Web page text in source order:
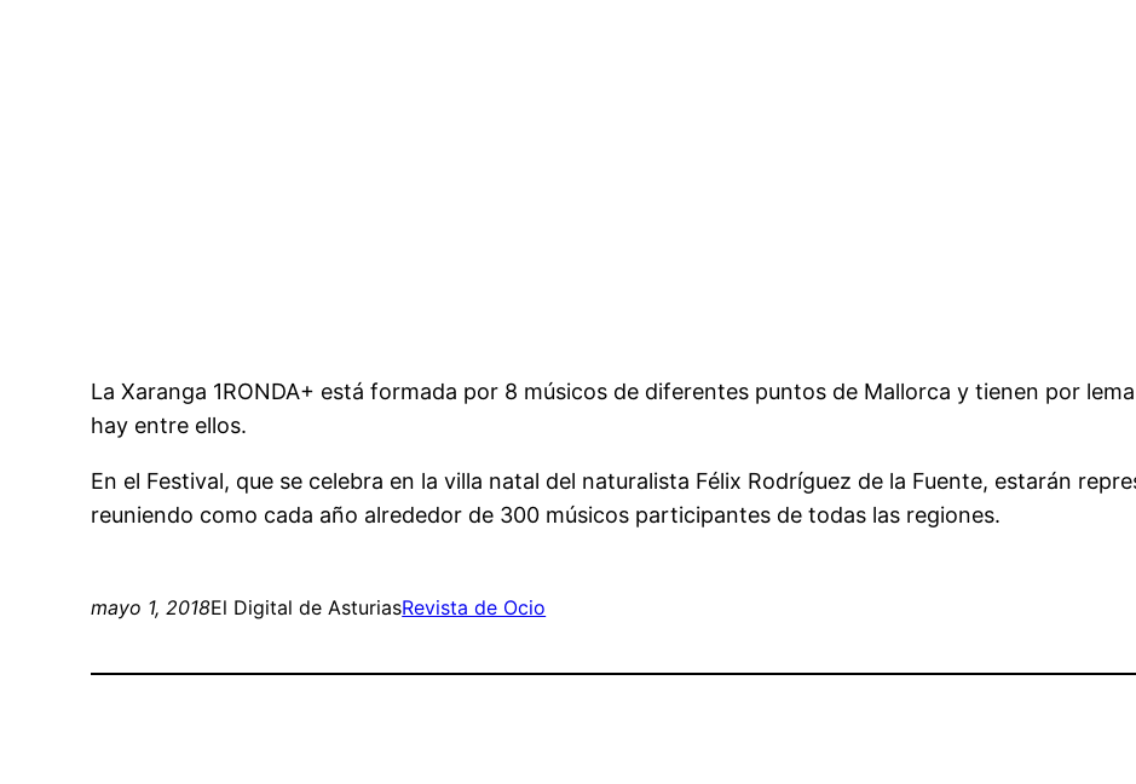
La Xaranga 1RONDA+ está formada por 8 músicos de diferentes puntos de Mallorca y tienen por
hay entre ellos.
En el Festival, que se celebra en la villa natal del naturalista Félix Rodríguez de la Fuente, estarán
reuniendo como cada año alrededor de 300 músicos participantes de todas las regiones.
mayo 1, 2018El Digital de AsturiasRevista de Ocio